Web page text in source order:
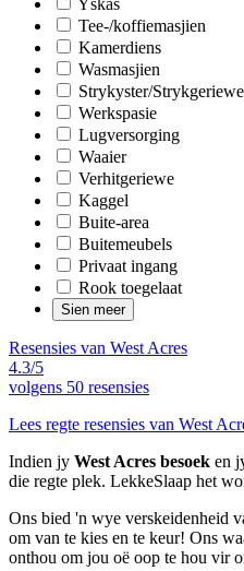
Tee-/koffiemasjien
Kamerdiens
Wasmasjien
Strykyster/Strykgeriewe
Werkspasie
Lugversorging
Waaier
Verhitgeriewe
Kaggel
Buite-area
Buitemeubels
Privaat ingang
Rook toegelaat
Sien meer
Resensies van West Acres
4.3/5
volgens 50 resensies
Lees regte resensies van West
Indien jy West Acres besoek en
die regte plek. LekkeSlaap het
Ons bied 'n wye verskeidenheid
om van te kies en te keur! Ons
onthou om jou oë oop te hou vir